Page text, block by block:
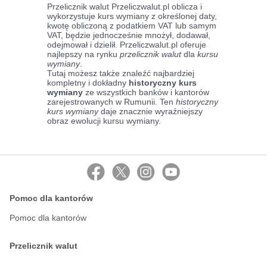
Przelicznik walut Przeliczwalut.pl oblicza i
wykorzystuje kurs wymiany z określonej daty,
kwotę obliczoną z podatkiem VAT lub samym
VAT, będzie jednocześnie mnożył, dodawał,
odejmował i dzielił. Przeliczwalut.pl oferuje
najlepszy na rynku przelicznik walutdla kursu
wymiany.
Tutaj możesz także znaleźć najbardziej
kompletny i dokładny historyczny kurs
wymiany ze wszystkich banków i kantorów
zarejestrowanych w Rumunii. Ten historyczny
kurs wymianydaje znacznie wyraźniejszy
obraz ewolucji kursu wymiany.
Pomoc dla kantorów
Pomoc dla kantorów
Przelicznik walut